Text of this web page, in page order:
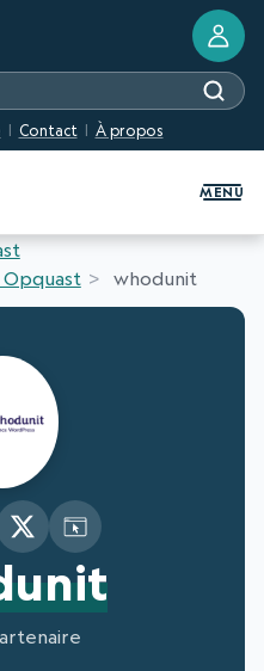
Contact À propos
MENU
Opquast
whodunit